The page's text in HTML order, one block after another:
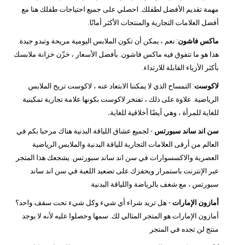
مهمة تقديم الأفضل لطفلك. احصلي على جميع احتياجات طفلك هنا مع
أفضل العلامات التجارية والمنتجات الأكثر أمانًا.
ماكس فاشون: نعم ، يمكن أن تكون الملابس اليومية مريحة وتبدو جيدة.
هذا هو ما تتفوق فيه ماكس فاشون. بأفضل الأسعار ، خزّن خزانة ملابسك
بأكثر الأزياء القابلة للارتداء.
لاكوست: التمساح الذي لا يمكننا الابتعاد عنه ، لاكوست تريح الملابس
الرياضية. علاوة على ذلك ، تفتخر لاكوست بكونها علامة تجارية تمكينية
للغاية للمرأة ، وهي أيضًا أخلاقية للغاية.
سن اند ساند سبورتس - لجميع عشاق اللياقة البدنية هناك مرحبا بكم في
العالم من أرقى العلامات التجارية للياقة البدنية والملابس الرياضية
العصرية والاكسسوارات في سن اند ساند سبورتس. يشجعك هذا المتجر
عبر الإنترنت باستمرار ويحفزك على تصعيد اللعبة في سن اند ساند
سبورتس ، مع شغف بالرياضة واللياقة البدنية
أمازون الإمارات - هل تريد شراء أي شيء وكل شيء تحت سقف واحد؟
أمازون الإمارات هو المتجر المثالي لك. سمها وحصلوا عليه لأنه لا يوجد
منتج لن تجده في المتجر